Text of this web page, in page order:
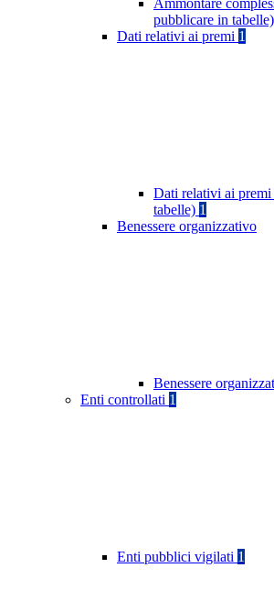
Ammontare
pubblicare in tabelle)
Dati relativi ai premi 1
Dati relativi ai
tabelle) 1
Benessere organizzativo
Benessere
Enti controllati 1
Enti pubblici vigilati 1